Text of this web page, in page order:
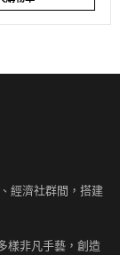
經濟社群間，搭建
樣非凡手藝，創造